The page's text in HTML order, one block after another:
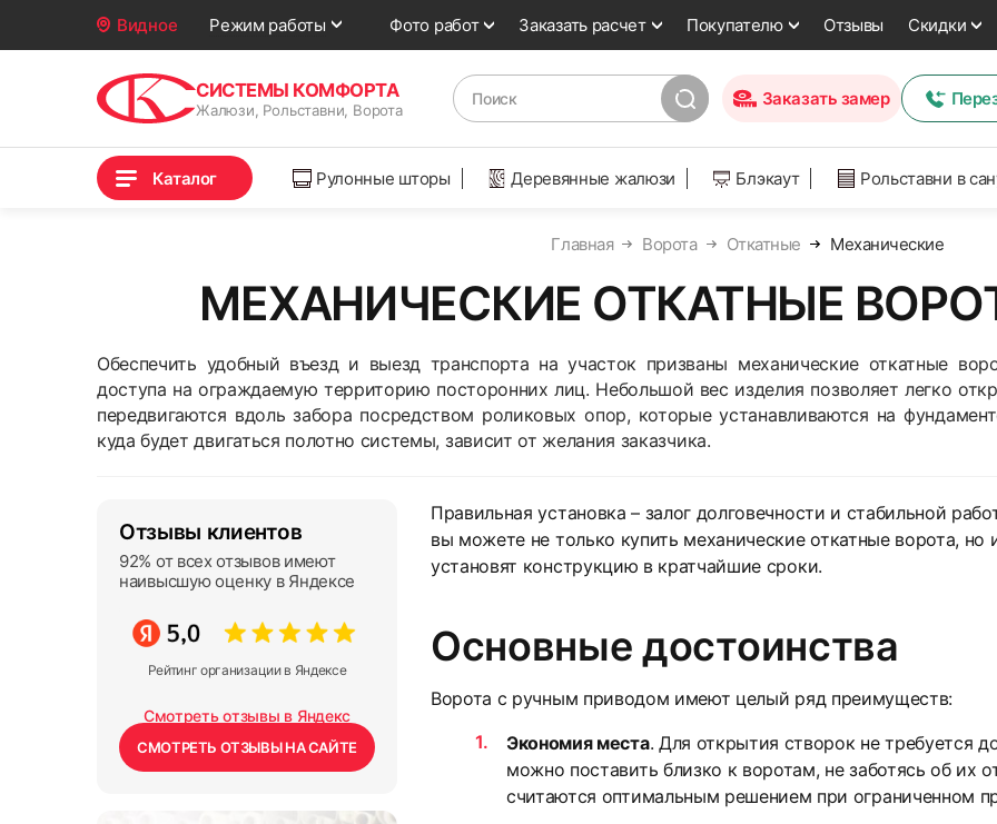
Видное Режим работы Фото работ Заказать расчет Покупателю Отзывы Скидки
СИСТЕМЫ КОМФОРТА
Жалюзи, Рольставни, Ворота
Заказать замер
Каталог Рулонные шторы Деревянные жалюзи Блэкаут Рольставни в
Главная Ворота Откатные Механические
МЕХАНИЧЕСКИЕ ОТКАТНЫЕ
Обеспечить удобный въезд и выезд транспорта на участок призваны механические откатные
доступа на ограждаемую территорию посторонних лиц. Небольшой вес изделия позволяет легко
передвигаются вдоль забора посредством роликовых опор, которые устанавливаются на
куда будет двигаться полотно системы, зависит от желания заказчика.
Отзывы клиентов
92% от всех отзывов имеют
наивысшую оценку в Яндексе
Рейтинг организации в Яндексе
Смотреть отзывы в Яндекс
СМОТРЕТЬ ОТЗЫВЫ НА САЙТЕ
Правильная установка – залог долговечности и стабильной
вы можете не только купить механические откатные ворота,
установят конструкцию в кратчайшие сроки.
Основные достоинства
Ворота с ручным приводом имеют целый ряд преимуществ:
Экономия места. Для открытия створок не требуется
можно поставить близко к воротам, не заботясь об их
считаются оптимальным решением при ограниченном